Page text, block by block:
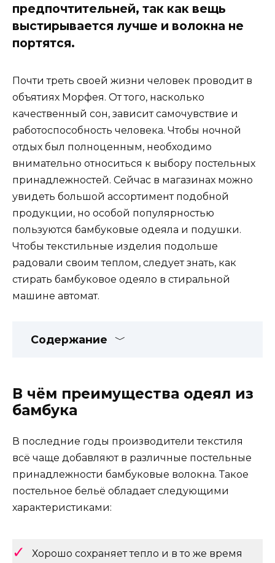
предпочтительней, так как вещь
выстирывается лучше и волокна не
портятся.
Почти треть своей жизни человек проводит в
объятиях Морфея. От того, насколько
качественный сон, зависит самочувствие и
работоспособность человека. Чтобы ночной
отдых был полноценным, необходимо
внимательно относиться к выбору постельных
принадлежностей. Сейчас в магазинах можно
увидеть большой ассортимент подобной
продукции, но особой популярностью
пользуются бамбуковые одеяла и подушки.
Чтобы текстильные изделия подольше
радовали своим теплом, следует знать, как
стирать бамбуковое одеяло в стиральной
машине автомат.
Содержание
В чём преимущества одеял из
бамбука
В последние годы производители текстиля
всё чаще добавляют в различные постельные
принадлежности бамбуковые волокна. Такое
постельное бельё обладает следующими
характеристиками:
Хорошо сохраняет тепло и в то же время